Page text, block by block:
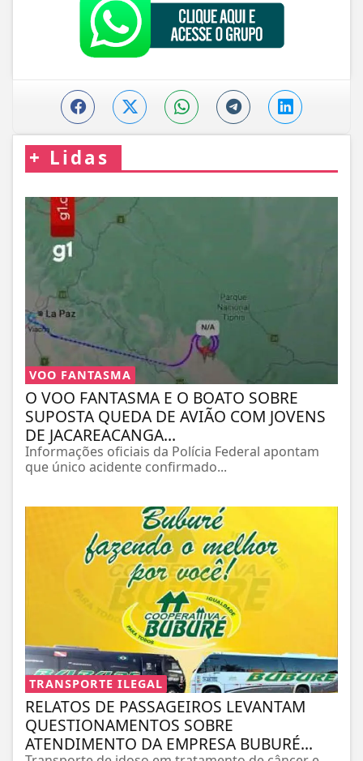
+ Lidas
VOO FANTASMA
O VOO FANTASMA E O BOATO SOBRE
SUPOSTA QUEDA DE AVIÃO COM JOVENS
DE JACAREACANGA...
Informações oficiais da Polícia Federal apontam
que único acidente confirmado...
TRANSPORTE ILEGAL
RELATOS DE PASSAGEIROS LEVANTAM
QUESTIONAMENTOS SOBRE
ATENDIMENTO DA EMPRESA BUBURÉ...